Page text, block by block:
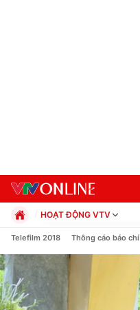
Chuyên mục
HOẠT ĐỘNG VTV
Chính trị
Xã hội
Pháp luật
Kinh tế
Thể thao
Telefilm 2018 Thông cáo báo chí